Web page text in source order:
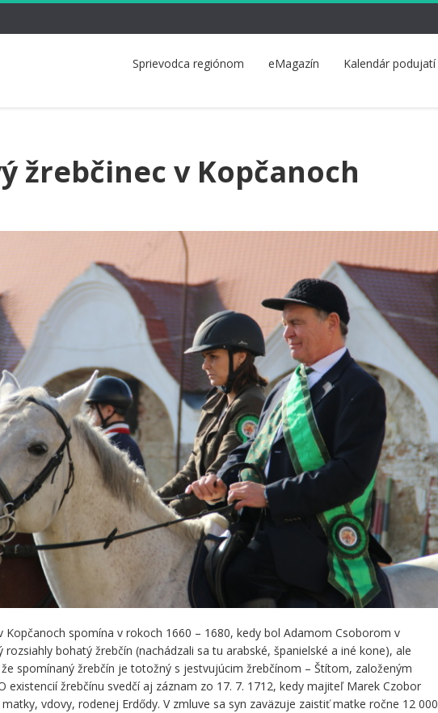
Sprievodca regiónom eMagazín Kalendár podujatí
žrebčinec v Kopčanoch
Kopčanoch spomína v rokoch 1660 – 1680, kedy bol Adamom Csoborom v
rozsiahly bohatý žrebčín (nachádzali sa tu arabské, španielské a iné kone), ale
spomínaný žrebčín je totožný s jestvujúcim žrebčínom – Štítom, založeným
existencií žrebčínu svedčí aj záznam zo 17. 7. 1712, kedy majiteľ Marek Czobor
vdovy, rodenej Erdődy. V zmluve sa syn zaväzuje zaistiť matke ročne 12 000